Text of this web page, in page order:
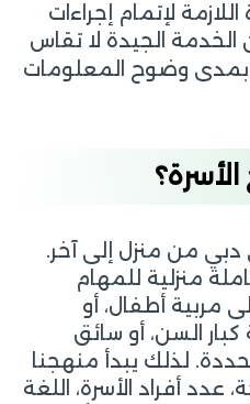
اللازمة لإتمام إجراءات
الجيدة لا تقاس
وضوح المعلومات
دبي من منزل إلى آخر.
منزلية للمهام
مربية أطفال، أو
السن، أو سائق
لذلك يبدأ منهجنا
عدد أفراد الأسرة، اللغة